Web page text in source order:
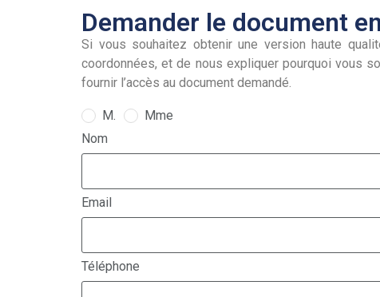
Demander le document
Si vous souhaitez obtenir une version haute
coordonnées, et de nous expliquer pourquoi vous
fournir l’accès au document demandé.
M.
Mme
Nom
Email
Téléphone